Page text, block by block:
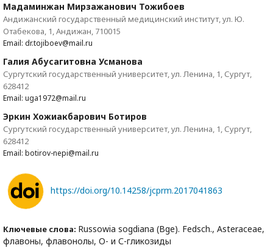
Мадаминжан Мирзажанович Тожибоев
Андижанский государственный медицинский институт, ул. Ю.
Отабекова, 1, Андижан, 710015
Email: dr.tojiboev@mail.ru
Галия Абусагитовна Усманова
Сургутский государственный университет, ул. Ленина, 1, Сургут,
628412
Email: uga1972@mail.ru
Эркин Хожиакбарович Ботиров
Сургутский государственный университет, ул. Ленина, 1, Сургут,
628412
Email: botirov-nepi@mail.ru
https://doi.org/10.14258/jcprm.2017041863
Ключевые слова: Russowia sogdiana (Bge). Fedsch., Asteraceae,
флавоны, флавонолы, О- и С-гликозиды